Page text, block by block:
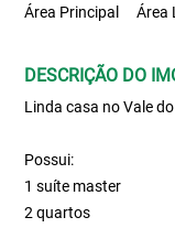
Área Principal
Área
DESCRIÇÃO DO
Linda casa no Vale do
Possui:
1 suíte master
2 quartos